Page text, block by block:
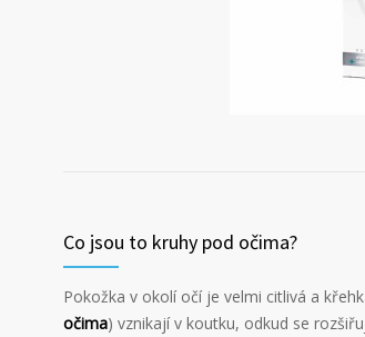
Co jsou to kruhy pod očima?
Pokožka v okolí očí je velmi citlivá a
očima) vznikají v koutku, odkud se